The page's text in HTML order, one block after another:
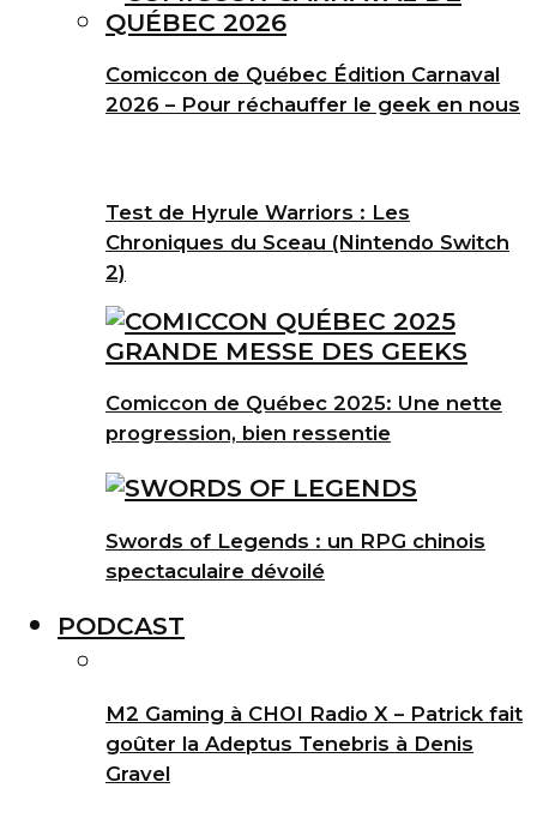
Comiccon de Québec Édition Carnaval
2026 – Pour réchauffer le geek en nous
Test de Hyrule Warriors : Les
Chroniques du Sceau (Nintendo Switch
2)
Comiccon de Québec 2025: Une nette
progression, bien ressentie
Swords of Legends : un RPG chinois
spectaculaire dévoilé
PODCAST
M2 Gaming à CHOI Radio X – Patrick fait
goûter la Adeptus Tenebris à Denis
Gravel